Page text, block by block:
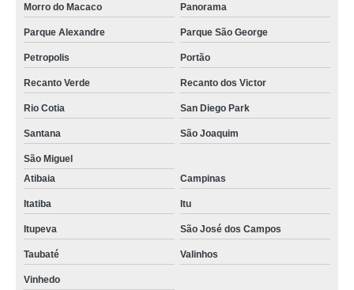
Morro do Macaco Panorama
Parque Alexandre Parque São George
Petropolis Portão
Recanto Verde Recanto dos Victor
Rio Cotia San Diego Park
Santana São Joaquim
São Miguel
Atibaia
Campinas
Itatiba Itu
Itupeva São José dos Campos
Taubaté Valinhos
Vinhedo